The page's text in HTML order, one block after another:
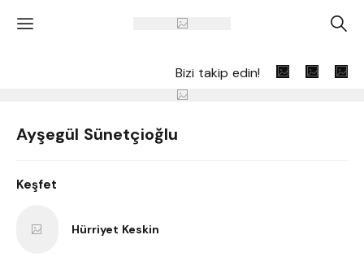
' A
Bizi takip edin!
Ayşegül Sünetçioğlu
Keşfet
Hürriyet Keskin